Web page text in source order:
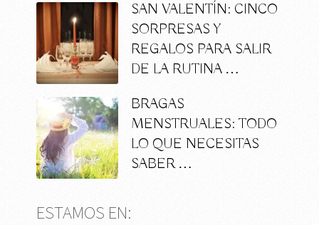
SAN VALENTÍN: CINCO
SORPRESAS Y
REGALOS PARA SALIR
DE LA RUTINA …
BRAGAS
MENSTRUALES: TODO
LO QUE NECESITAS
SABER …
ESTAMOS EN: